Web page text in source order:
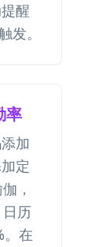
醒
发。
率
加
定
，
历
。在